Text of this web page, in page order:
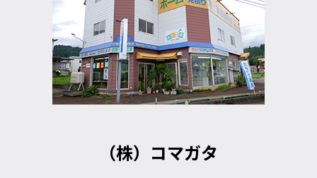
（株）コマガタ